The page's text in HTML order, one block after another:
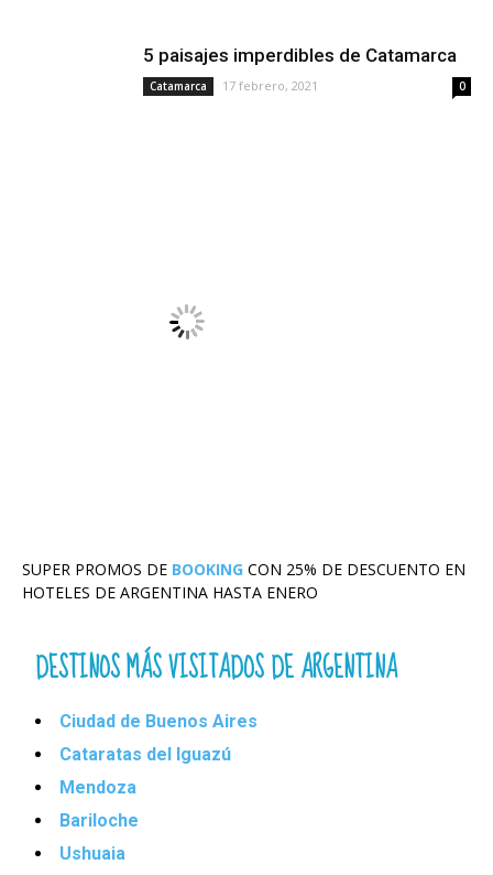
5 paisajes imperdibles de Catamarca
Catamarca 17 febrero, 2021 0
SUPER PROMOS DE BOOKING CON 25% DE DESCUENTO EN
HOTELES DE ARGENTINA HASTA ENERO
DESTINOS MÁS VISITADOS DE ARGENTINA
Ciudad de Buenos Aires
Cataratas del Iguazú
Mendoza
Bariloche
Ushuaia